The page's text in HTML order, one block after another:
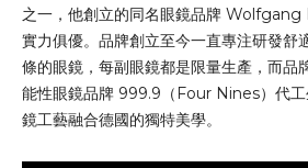
之一，他創立的同名眼鏡品牌
實力俱優。品牌創立至今一直專注研發舒
條的眼鏡，每副眼鏡都是限量生產，而品
能性眼鏡品牌 999.9（Four Nines）代工
鏡工藝融合德國的獨特美學。